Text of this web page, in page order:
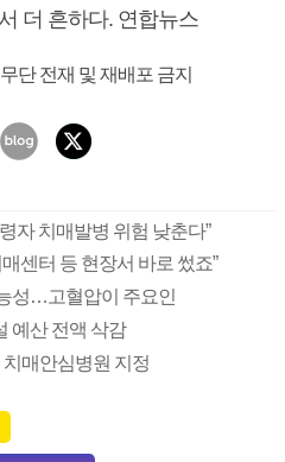
더 흔하다. 연합뉴스
단 전재 및 재배포 금지
자 치매발병 위험 낮춘다”
센터 등 현장서 바로 썼죠”
성…고혈압이 주요인
예산 전액 삭감
매안심병원 지정